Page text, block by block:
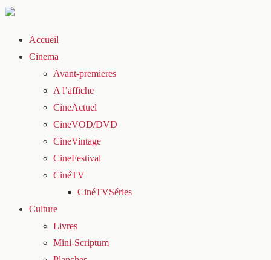
Accueil
Cinema
Avant-premieres
A l’affiche
CineActuel
CineVOD/DVD
CineVintage
CineFestival
CinéTV
CinéTVSéries
Culture
Livres
Mini-Scriptum